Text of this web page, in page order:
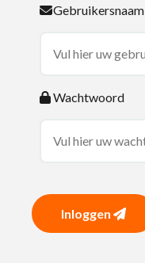
Gebruikersnaam
Wachtwoord
Inloggen